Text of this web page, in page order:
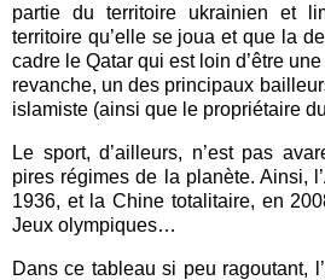
partie du territoire ukrainien et
territoire qu’elle se joua et que la
cadre le Qatar qui est loin d’être
revanche, un des principaux
islamiste (ainsi que le propriétaire
Le sport, d’ailleurs, n’est pas
pires régimes de la planète. Ainsi,
1936, et la Chine totalitaire, en
Jeux olympiques…
Dans ce tableau si peu ragoutant,